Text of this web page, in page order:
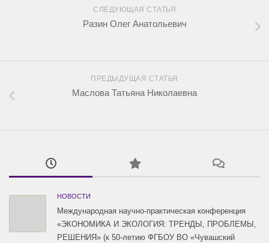
2017 / #1
2016 / #2
2015 / #2
СЛЕДУЮЩАЯ СТАТЬЯ
Разин Олег Анатольевич
ПРЕДЫДУЩАЯ СТАТЬЯ
Маслова Татьяна Николаевна
НОВОСТИ
Международная научно-практическая конференция
«ЭКОНОМИКА И ЭКОЛОГИЯ: ТРЕНДЫ, ПРОБЛЕМЫ,
РЕШЕНИЯ» (к 50-летию ФГБОУ ВО «Чувашский